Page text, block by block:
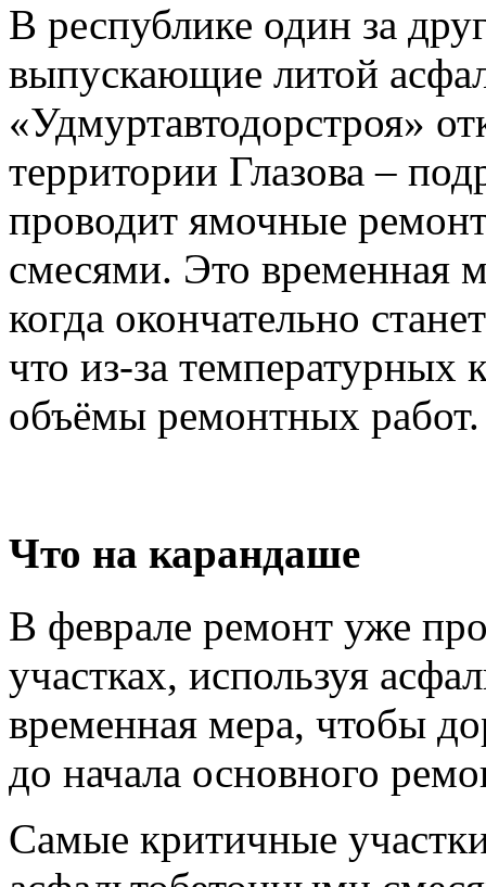
В республике один за
выпускающие литой
«Удмуртавтодорстроя»
территории Глазова –
проводит ямочные
смесями. Это временная
когда окончательно
что из-за температурных
объёмы ремонтных
Что на карандаше
В феврале ремонт уже
участках, используя
временная мера, чтобы
до начала основного
Самые критичные